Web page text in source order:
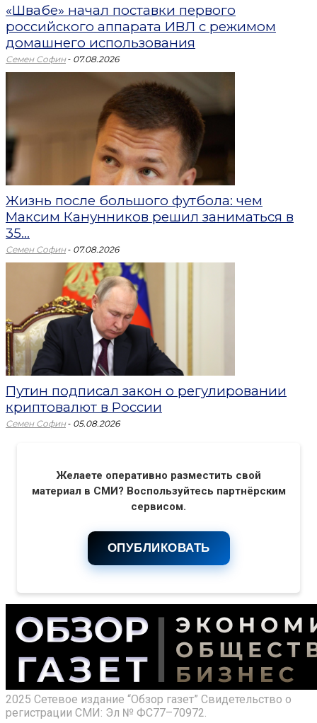
«Швабе» начал поставки первого
российского аппарата ИВЛ с режимом
домашнего использования
Семен Софин - 07.08.2026
Жизнь после большого футбола: чем
Максим Канунников решил заниматься в
35...
Семен Софин - 07.08.2026
Путин подписал закон о регулировании
криптовалют в России
Семен Софин - 05.08.2026
Желаете оперативно разместить свой
материал в СМИ? Воспользуйтесь партнёрским
сервисом.
ОПУБЛИКОВАТЬ
2025 Сетевое издание “Обзор газет” Свидетельство о
регистрации СМИ: Эл № ФС77–70972.